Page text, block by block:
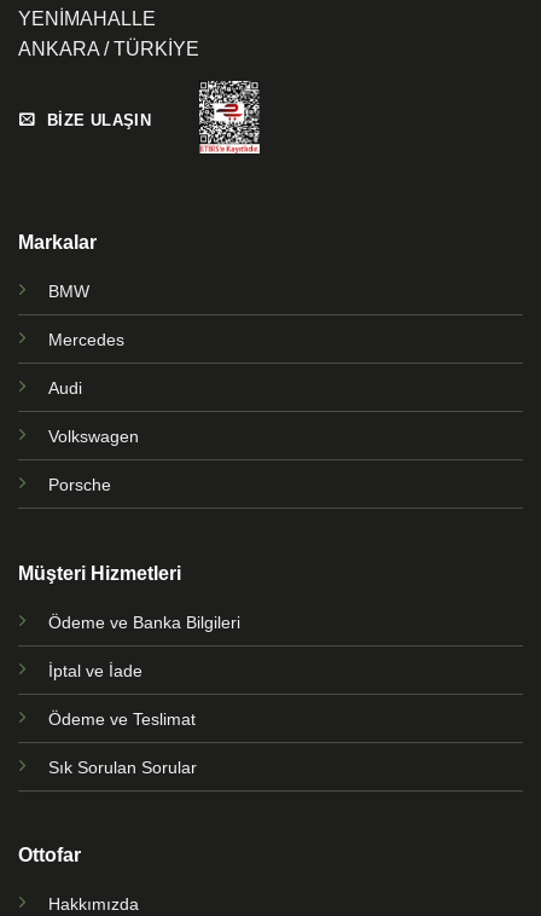
YENİMAHALLE
ANKARA / TÜRKİYE
BİZE ULAŞIN
Markalar
BMW
Mercedes
Audi
Volkswagen
Porsche
Müşteri Hizmetleri
Ödeme ve Banka Bilgileri
İptal ve İade
Ödeme ve Teslimat
Sık Sorulan Sorular
Ottofar
Hakkımızda